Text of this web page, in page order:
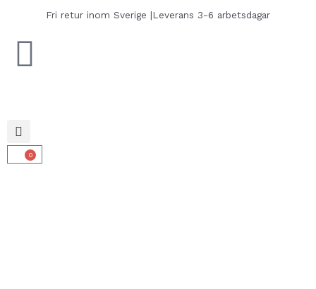
Fri retur inom Sverige |Leverans 3-6 arbetsdagar
0
Varukorg